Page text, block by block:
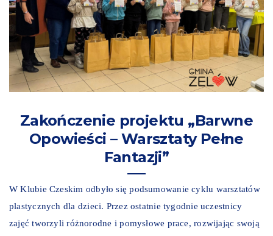
Zakończenie projektu „Barwne
Opowieści – Warsztaty Pełne
Fantazji”
W Klubie Czeskim odbyło się podsumowanie cyklu warsztatów
plastycznych dla dzieci. Przez ostatnie tygodnie uczestnicy
zajęć tworzyli różnorodne i pomysłowe prace, rozwijając swoją